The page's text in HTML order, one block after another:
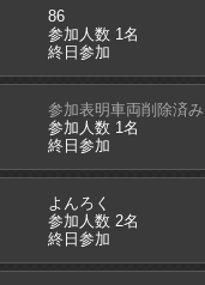
86
参加人数 1名
終日参加
参加表明車両削除済み
参加人数 1名
終日参加
よんろく
参加人数 2名
終日参加